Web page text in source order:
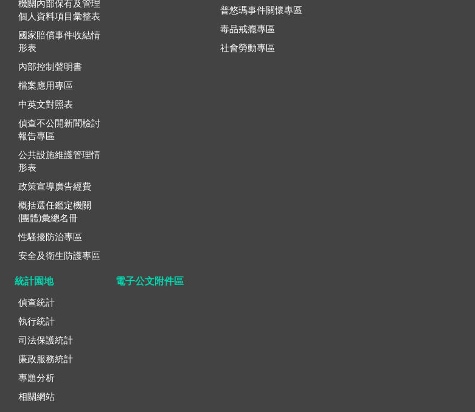
機關內部保有及管理
個人資料項目彙整表
國家賠償事件收結情
形表
內部控制聲明書
檔案應用專區
中英文對照表
偵查不公開新聞檢討
報告專區
公共設施維護管理情
形表
政策宣導廣告經費
概括選任鑑定機關
(團體)彙總名冊
性騷擾防治專區
安全及衛生防護專區
普悠瑪事件關懷專區
毒品戒癮專區
社會勞動專區
統計園地
偵查統計
執行統計
司法保護統計
廉政服務統計
專題分析
相關網站
電子公文附件區